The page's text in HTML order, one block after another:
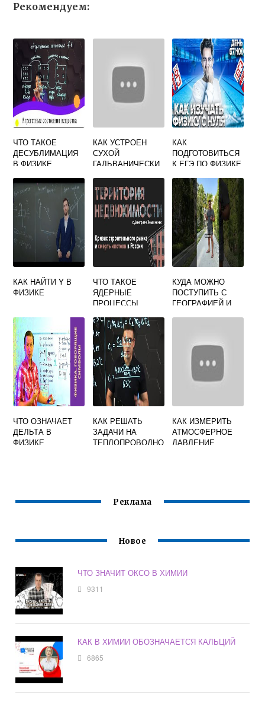
Рекомендуем:
ЧТО ТАКОЕ
ДЕСУБЛИМАЦИЯ
В ФИЗИКЕ
КАК УСТРОЕН
СУХОЙ
ГАЛЬВАНИЧЕСКИ
ФИЗИКА 8
КАК
ПОДГОТОВИТЬСЯ
К ЕГЭ ПО ФИЗИКЕ
КАК НАЙТИ Y В
ФИЗИКЕ
ЧТО ТАКОЕ
ЯДЕРНЫЕ
ПРОЦЕССЫ
КУДА МОЖНО
ПОСТУПИТЬ С
ГЕОГРАФИЕЙ И
ЧТО ОЗНАЧАЕТ
ДЕЛЬТА В
ФИЗИКЕ
КАК РЕШАТЬ
ЗАДАЧИ НА
ТЕПЛОПРОВОДНО
КАК ИЗМЕРИТЬ
АТМОСФЕРНОЕ
ДАВЛЕНИЕ
Реклама
Новое
ЧТО ЗНАЧИТ ОКСО В ХИМИИ
9311
КАК В ХИМИИ ОБОЗНАЧАЕТСЯ КАЛЬЦИЙ
6865